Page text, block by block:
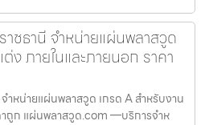
ชธานี จำหน่ายแผ่นพลาสวูด
ง ภายในและภายนอก ราคา
ำหน่ายแผ่นพลาสวูด เกรด A สำหรับงาน
าถูก แผ่นพลาสวูด.com —บริการจำห